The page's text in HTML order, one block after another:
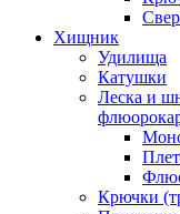
Хищник
Удилища
Катушки
Леска и
Крючки